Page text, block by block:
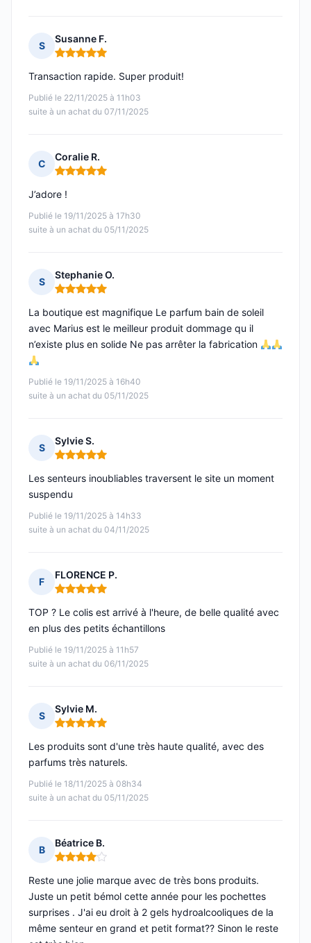
S
Susanne F.
Note : 5 sur 5
Publié le 22/11/2025 à 11h03
suite à un achat du 07/11/2025
Transaction rapide. Super produit!
C
Coralie R.
Note : 5 sur 5
Publié le 19/11/2025 à 17h30
suite à un achat du 05/11/2025
J’adore !
S
Stephanie O.
Note : 5 sur 5
Publié le 19/11/2025 à 16h40
suite à un achat du 05/11/2025
La boutique est magnifique Le parfum bain de soleil
avec Marius est le meilleur produit dommage qu il
n’existe plus en solide Ne pas arrêter la fabrication
S
Sylvie S.
Note : 5 sur 5
Publié le 19/11/2025 à 14h33
suite à un achat du 04/11/2025
Les senteurs inoubliables traversent le site un moment
suspendu
F
FLORENCE P.
Note : 5 sur 5
Publié le 19/11/2025 à 11h57
suite à un achat du 06/11/2025
TOP ? Le colis est arrivé à l'heure, de belle qualité avec
en plus des petits échantillons
S
Sylvie M.
Note : 5 sur 5
Publié le 18/11/2025 à 08h34
suite à un achat du 05/11/2025
Les produits sont d'une très haute qualité, avec des
parfums très naturels.
B
Béatrice B.
Note : 4 sur 5
Reste une jolie marque avec de très bons produits.
Juste un petit bémol cette année pour les pochettes
surprises . J'ai eu droit à 2 gels hydroalcooliques de la
même senteur en grand et petit format?? Sinon le reste